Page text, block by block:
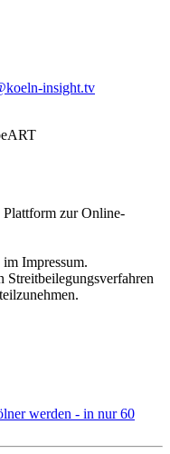
insight.tv
zur Online-
Impressum.
werden - in nur 60